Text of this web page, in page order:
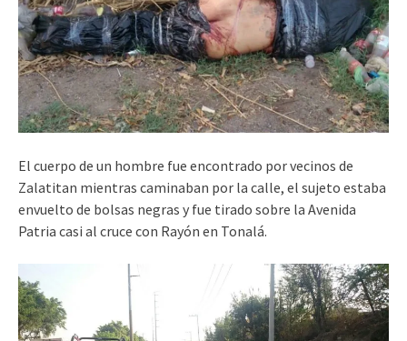
El cuerpo de un hombre fue encontrado por vecinos de
Zalatitan mientras caminaban por la calle, el sujeto estaba
envuelto de bolsas negras y fue tirado sobre la Avenida
Patria casi al cruce con Rayón en Tonalá.